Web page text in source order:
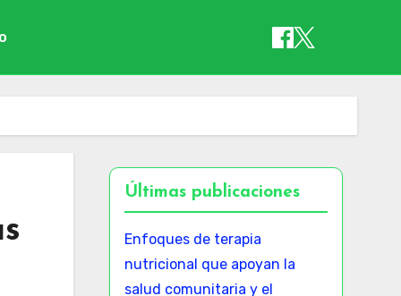
Últimas publicaciones
Enfoques de terapia
nutricional que apoyan la
salud comunitaria y el